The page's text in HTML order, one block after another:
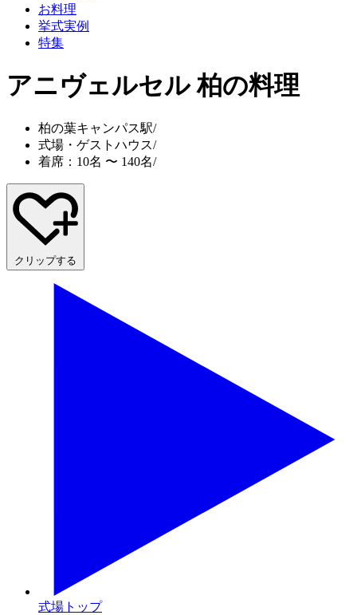
お料理
挙式実例
特集
アニヴェルセル 柏の料理
柏の葉キャンパス駅/
式場・ゲストハウス/
着席：10名 〜 140名/
クリップする
式場トップ